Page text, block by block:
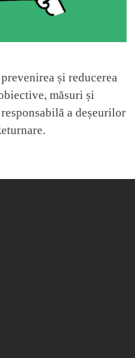
și reducerea
măsuri și
a deșeurilor